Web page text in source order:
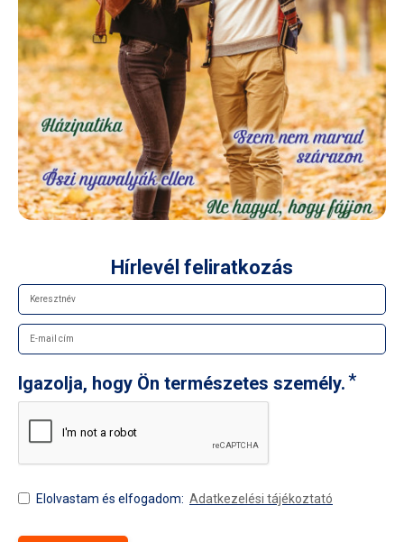
Hírlevél feliratkozás
Igazolja, hogy Ön természetes személy.
Elolvastam és elfogadom: Adatkezelési tájékoztató